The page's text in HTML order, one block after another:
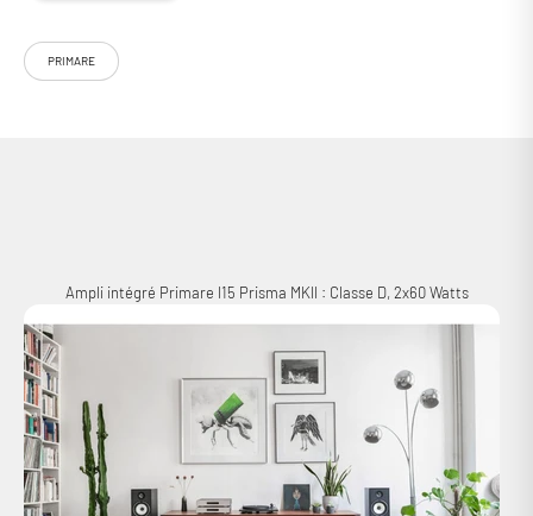
PRIMARE
L’ampli intégré Primare I15 Prisma MKII reprend le format et
Ampli intégré Primare I15 Prisma MKII : Classe D, 2x60 Watts